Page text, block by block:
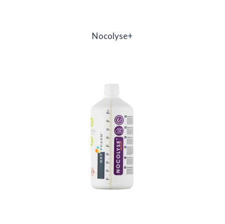
Nocolyse+